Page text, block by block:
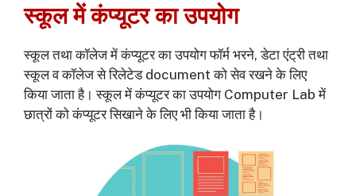
स्कूल में कंप्यूटर का उपयोग
स्कूल तथा कॉलेज में कंप्यूटर का उपयोग फॉर्म भरने, डेटा एंट्री तथा
स्कूल व कॉलेज से रिलेटेड document को सेव रखने के लिए
किया जाता है। स्कूल में कंप्यूटर का उपयोग Computer Lab में
छात्रों को कंप्यूटर सिखाने के लिए भी किया जाता है।